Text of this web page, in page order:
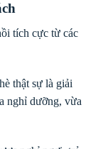
tích cực từ các
thật sự là giải
nghỉ dưỡng, vừa